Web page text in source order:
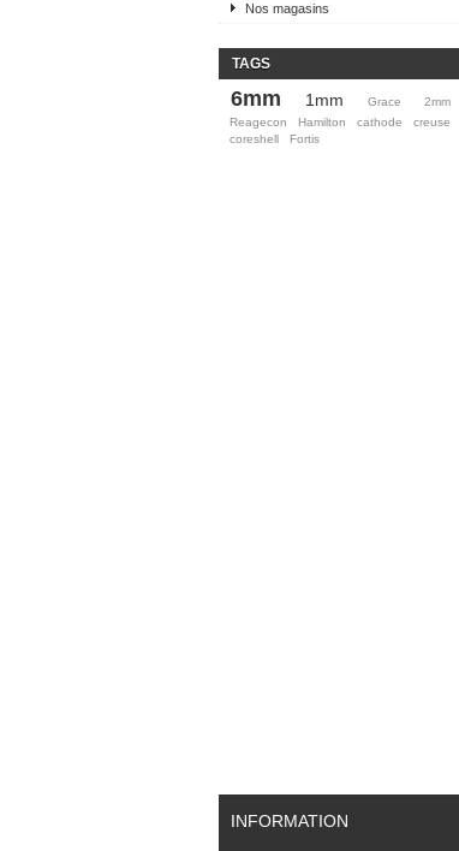
Nos magasins
TAGS
6mm 1mm Grace
2mm
Reagecon
Hamilton cathode
creuse
coreshell
Fortis
INFORMATION